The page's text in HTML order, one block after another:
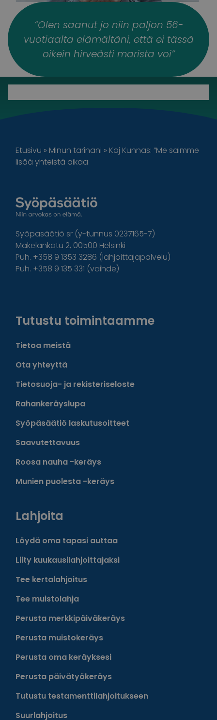
“Olen saanut jo niin paljon 56-
vuotiaalta elämältäni, että ei tässä
oikein hirveästi marista voi”
Etusivu » Minun tarinani » Kaj Kunnas: ”Me saimme
lisää yhteistä aikaa
Syöpäsäätiö sr (y-tunnus 0237165-7)
Mäkelänkatu 2, 00500 Helsinki
Puh. +358 9 1353 3286 (lahjoittajapalvelu)
Puh. +358 9 135 331 (vaihde)
Tutustu toimintaamme
Tietoa meistä
Ota yhteyttä
Tietosuoja- ja rekisteriseloste
Rahankeräyslupa
Syöpäsäätiö laskutusoitteet
Saavutettavuus
Roosa nauha -keräys
Munien puolesta -keräys
Lahjoita
Löydä oma tapasi auttaa
Liity kuukausilahjoittajaksi
Tee kertalahjoitus
Tee muistolahja
Perusta merkkipäiväkeräys
Perusta muistokeräys
Perusta oma keräyksesi
Perusta päivätyökeräys
Tutustu testamenttilahjoitukseen
Suurlahjoitus